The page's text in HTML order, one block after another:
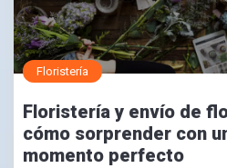
Floristería
Floristería y envío de
cómo sorprender con
momento perfecto